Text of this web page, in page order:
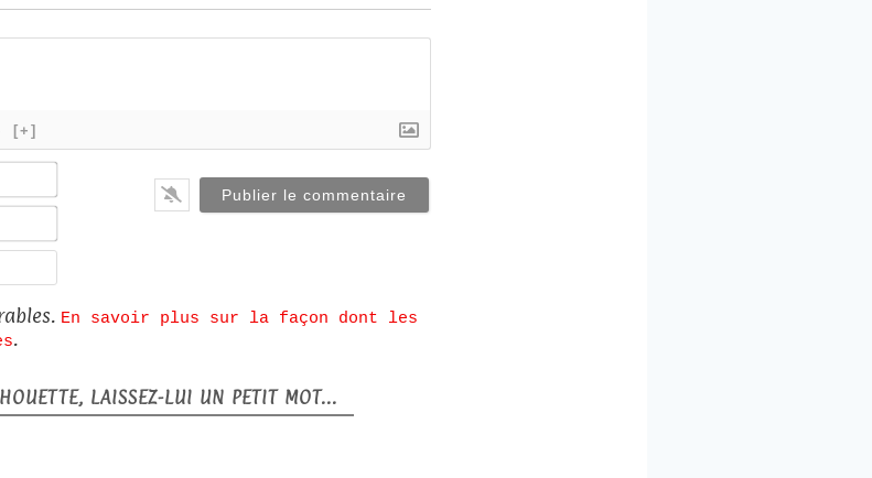
[+]
Nom*
E-
mail*
web
En savoir plus sur la façon dont les
.
LAISSEZ-LUI UN PETIT MOT...